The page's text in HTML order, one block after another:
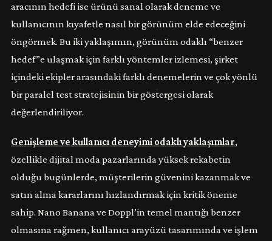
aracının hedefi ise ürünü sanal olarak deneme ve
kullanıcının kıyafetle nasıl bir görünüm elde edeceğini
öngörmek. Bu iki yaklaşımın, görünüm odaklı “benzer
hedef”e ulaşmak için farklı yöntemler izlemesi, şirket
içindeki ekipler arasındaki farklı denemelerin ve çok yönlü
bir paralel test stratejisinin bir göstergesi olarak
değerlendiriliyor.
Genişleme ve kullanıcı deneyimi odaklı yaklaşımlar,
özellikle dijital moda pazarlarında yüksek rekabetin
olduğu bugünlerde, müşterilerin güvenini kazanmak ve
satın alma kararlarını hızlandırmak için kritik öneme
sahip. Nano Banana ve Doppl’in temel mantığı benzer
olmasına rağmen, kullanıcı arayüzü tasarımında ve işlem